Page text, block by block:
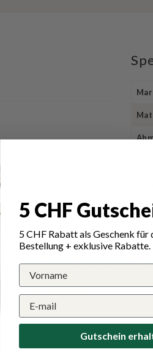
Bed Campingbett
Schreiben Sie die erste Bewertung
Schreibe eine Bewertung
5 CHF
5 CHF Rabatt als Geschenk für
Bestellung + exklusive Rabatte.
Gutschein